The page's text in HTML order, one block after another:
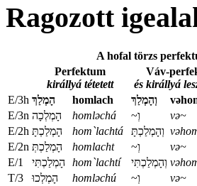
Ragozott
A hofal törzs
Perfektum
királlyá tétetett
Váv-
és királlyá
E/3h ‏‏הָמְלַךְ homlach וְהָמְלַךְ
E/3n ‏‏הָמְלְכָה homləchá ~וְ və~
E/2h ‏‏‏‏הָמְלַכְתָּ hom`lachtá וְהָמְלַכְתָּ
E/2n ‏‏‏‏‏‏‏‏הָמְלַכְתְּ homlacht ~וְ və~
E/1
‏‏‏‏‏‏‏‏הָמְלַכְתִּי hom`lachtí ‏‏‏‏‏‏‏‏וְהָמְלַכְתִּי
T/3
‏‏הָמְלְכוּ homləchú ~וְ və~